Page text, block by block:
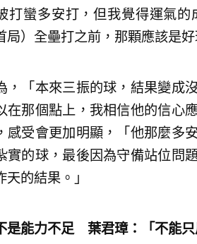
打蠻多安打，但我覺得運氣
局）全壘打之前，那顆應該是
，「本來三振的球，結果變成
在那個點上，我相信他的信心
感受會更加明顯，「他那麼多
實的球，最後因為守備站位問
天的結果。」
是能力不足 葉君璋：「不能只